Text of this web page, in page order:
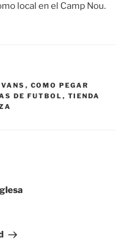
local en el Camp Nou.
, COMO PEGAR
DE FUTBOL , TIENDA